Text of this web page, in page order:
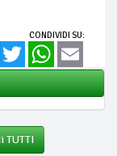
CONDIVIDI SU:
FacebookTwitter WhatsApp
TUTTI